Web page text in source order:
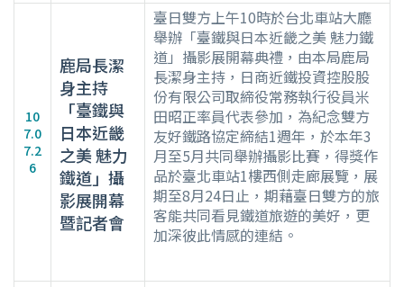
10
7.0
7.2
6
鹿局長潔
身主持
「臺鐵與
日本近畿
之美 魅力
鐵道」攝
影展開幕
暨記者會
臺日雙方上午10時於台北車站大廳
舉辦「臺鐵與日本近畿之美 魅力鐵
道」攝影展開幕典禮，由本局鹿局
長潔身主持，日商近鐵投資控股股
份有限公司取締役常務執行役員米
田昭正率員代表參加，為紀念雙方
友好鐵路協定締結1週年，於本年3
月至5月共同舉辦攝影比賽，得獎作
品於臺北車站1樓西側走廊展覽，展
期至8月24日止，期藉臺日雙方的旅
客能共同看見鐵道旅遊的美好，更
加深彼此情感的連結。